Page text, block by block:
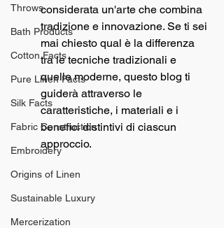
Throws
Bath Products
Cotton Facts
Pure Linen Facts
Silk Facts
Fabric Construction
Embroidery
Origins of Linen
Sustainable Luxury
Mercerization
considerata un'arte che combina
tradizione e innovazione. Se ti sei
mai chiesto qual è la differenza
tra le tecniche tradizionali e
quelle moderne, questo blog ti
guiderà attraverso le
caratteristiche, i materiali e i
benefici distintivi di ciascun
approccio.